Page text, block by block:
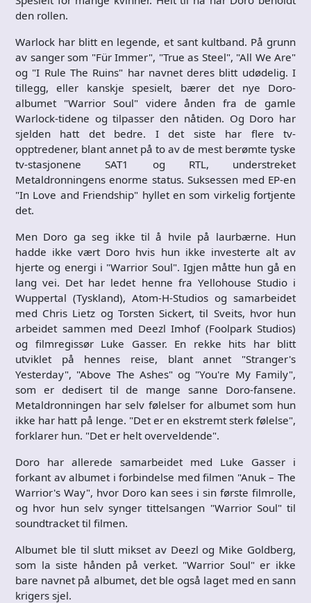
den rollen.
Warlock har blitt en legende, et sant kultband. På grunn
av sanger som "Für Immer", "True as Steel", "All We Are"
og "I Rule The Ruins" har navnet deres blitt udødelig. I
tillegg, eller kanskje spesielt, bærer det nye Doro-
albumet "Warrior Soul" videre ånden fra de gamle
Warlock-tidene og tilpasser den nåtiden. Og Doro har
sjelden hatt det bedre. I det siste har flere tv-
opptredener, blant annet på to av de mest berømte tyske
tv-stasjonene SAT1 og RTL, understreket
Metaldronningens enorme status. Suksessen med EP-en
"In Love and Friendship" hyllet en som virkelig fortjente
det.
Men Doro ga seg ikke til å hvile på laurbærne. Hun
hadde ikke vært Doro hvis hun ikke investerte alt av
hjerte og energi i "Warrior Soul". Igjen måtte hun gå en
lang vei. Det har ledet henne fra Yellohouse Studio i
Wuppertal (Tyskland), Atom-H-Studios og samarbeidet
med Chris Lietz og Torsten Sickert, til Sveits, hvor hun
arbeidet sammen med Deezl Imhof (Foolpark Studios)
og filmregissør Luke Gasser. En rekke hits har blitt
utviklet på hennes reise, blant annet "Stranger's
Yesterday", "Above The Ashes" og "You're My Family",
som er dedisert til de mange sanne Doro-fansene.
Metaldronningen har selv følelser for albumet som hun
ikke har hatt på lenge. "Det er en ekstremt sterk følelse",
forklarer hun. "Det er helt overveldende".
Doro har allerede samarbeidet med Luke Gasser i
forkant av albumet i forbindelse med filmen "Anuk – The
Warrior's Way", hvor Doro kan sees i sin første filmrolle,
og hvor hun selv synger tittelsangen "Warrior Soul" til
soundtracket til filmen.
Albumet ble til slutt mikset av Deezl og Mike Goldberg,
som la siste hånden på verket. "Warrior Soul" er ikke
bare navnet på albumet, det ble også laget med en sann
krigers sjel.